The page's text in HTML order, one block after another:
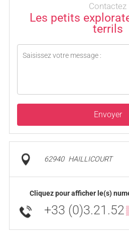
Contactez
Les petits
terrils
Envoyer
62940 HAILLICOURT
Cliquez pour afficher le(s)
+33 (0)3.21.52